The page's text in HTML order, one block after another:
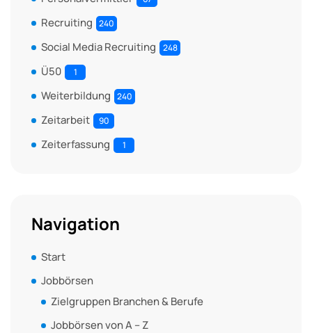
Recruiting 240
Social Media Recruiting 248
Ü50 1
Weiterbildung 240
Zeitarbeit 90
Zeiterfassung 1
Navigation
Start
Jobbörsen
Zielgruppen Branchen & Berufe
Jobbörsen von A – Z